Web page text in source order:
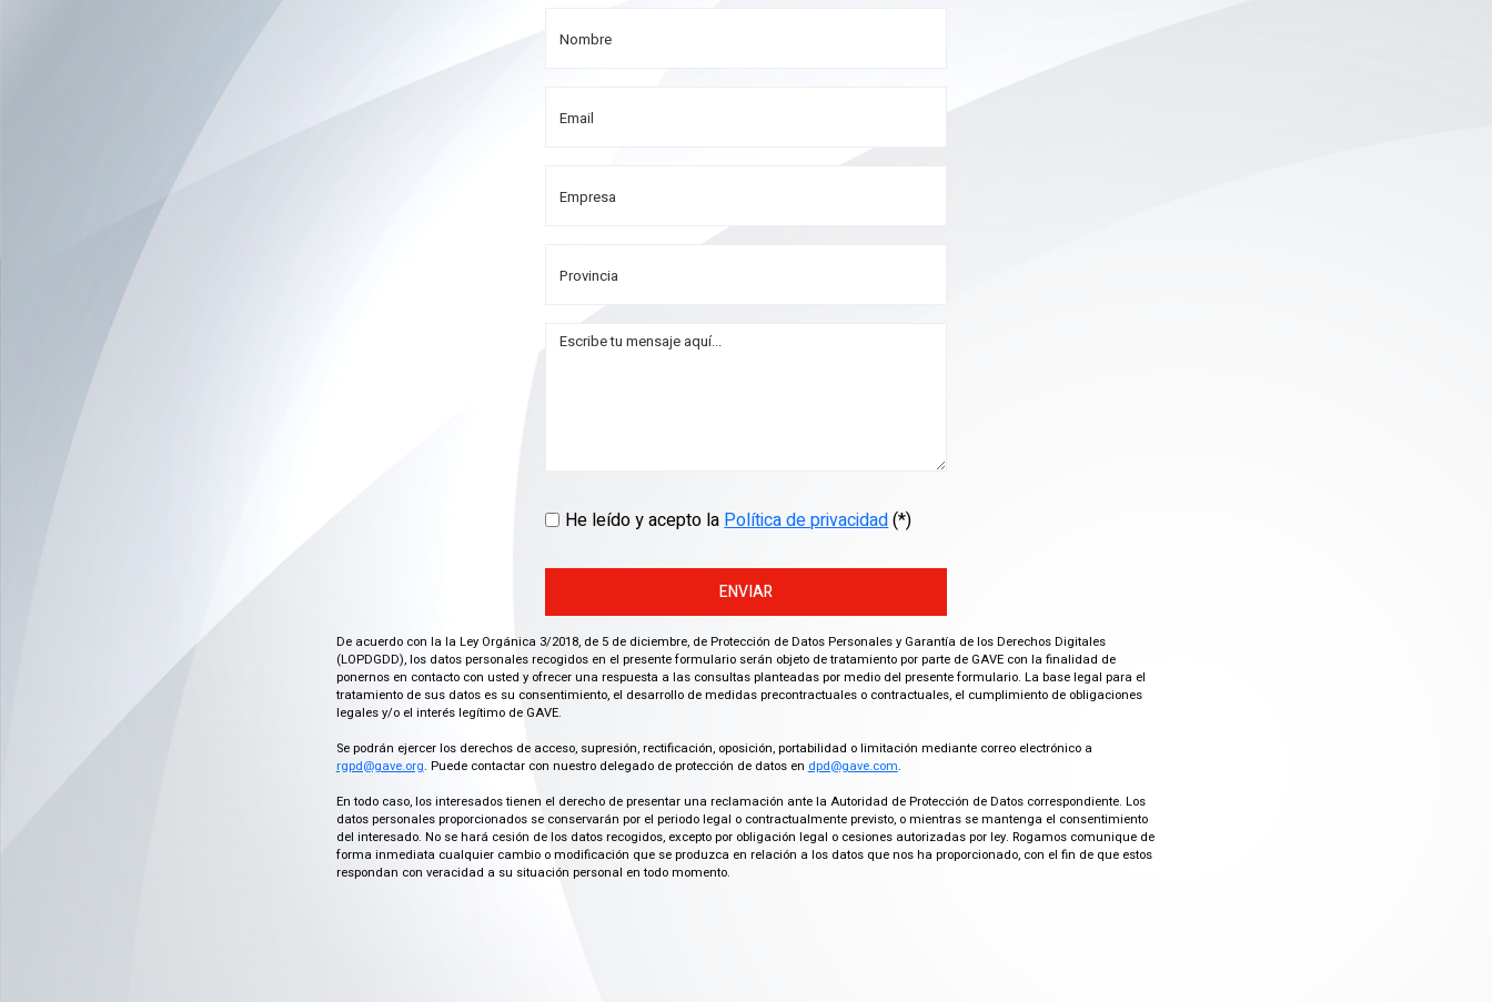
He leído y acepto laPolítica de privacidad(*)
ENVIAR
De acuerdo con la la Ley Orgánica 3/2018, de 5 de diciembre, de Protección de Datos Personales y Garantía de los Derechos Digitales
(LOPDGDD), los datos personales recogidos en el presente formulario serán objeto de tratamiento por parte de GAVE con la finalidad de
ponernos en contacto con usted y ofrecer una respuesta a las consultas planteadas por medio del presente formulario. La base legal para el
tratamiento de sus datos es su consentimiento, el desarrollo de medidas precontractuales o contractuales, el cumplimiento de obligaciones
legales y/o el interés legítimo de GAVE.
Se podrán ejercer los derechos de acceso, supresión, rectificación, oposición, portabilidad o limitación mediante correo electrónico a
rgpd@gave.org. Puede contactar con nuestro delegado de protección de datos en dpd@gave.com.
En todo caso, los interesados tienen el derecho de presentar una reclamación ante la Autoridad de Protección de Datos correspondiente. Los
datos personales proporcionados se conservarán por el periodo legal o contractualmente previsto, o mientras se mantenga el consentimiento
del interesado. No se hará cesión de los datos recogidos, excepto por obligación legal o cesiones autorizadas por ley. Rogamos comunique de
forma inmediata cualquier cambio o modificación que se produzca en relación a los datos que nos ha proporcionado, con el fin de que estos
respondan con veracidad a su situación personal en todo momento.